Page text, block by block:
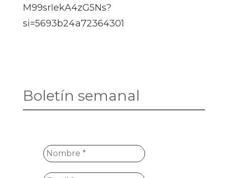
M99srIekA4zG5Ns?
si=5693b24a72364301
Boletín semanal